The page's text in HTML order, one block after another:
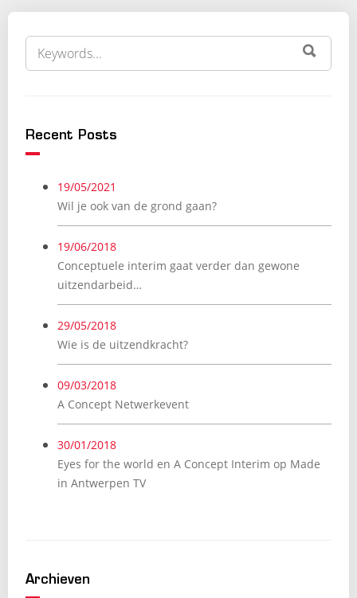
Recent Posts
19/05/2021
Wil je ook van de grond gaan?
19/06/2018
Conceptuele interim gaat verder dan gewone
uitzendarbeid…
29/05/2018
Wie is de uitzendkracht?
09/03/2018
A Concept Netwerkevent
30/01/2018
Eyes for the world en A Concept Interim op Made
in Antwerpen TV
Archieven